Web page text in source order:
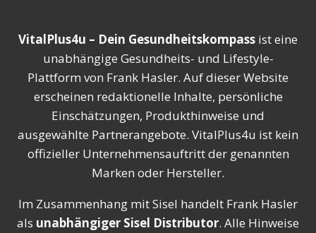
VitalPlus4u – Dein Gesundheitskompass ist eine
unabhängige Gesundheits- und Lifestyle-
Plattform von Frank Hasler. Auf dieser Website
erscheinen redaktionelle Inhalte, persönliche
Einschätzungen, Produkthinweise und
ausgewählte Partnerangebote. VitalPlus4u ist kein
offizieller Unternehmensauftritt der genannten
Marken oder Hersteller.
Im Zusammenhang mit Sisel handelt Frank Hasler
als unabhängiger Sisel Distributor. Alle Hinweise